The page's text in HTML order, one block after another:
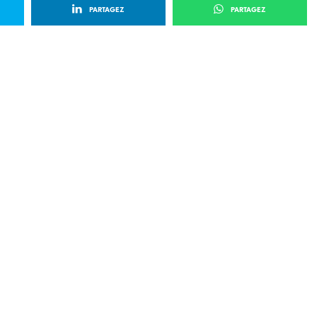
PARTAGEZ PARTAGEZ